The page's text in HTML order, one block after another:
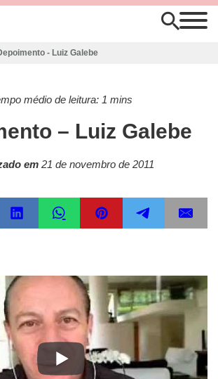
- Luiz Galebe
médio de leitura: 1 mins
– Luiz Galebe
em 21 de novembro de 2011